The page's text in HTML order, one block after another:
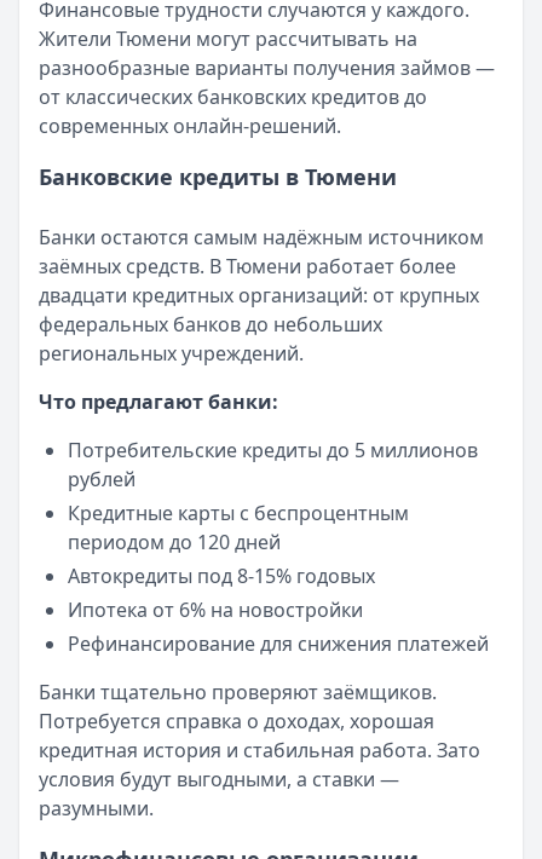
Опубликовано:5 декабря 2025 г.
Категория:МФО
Читать новость
Срочный микрозайм 15 000 ₽ на карту: свежая
Кратко:Нужны 15 000 рублей на карту прямо сегодня?
Категория:МФО
Рекордный рост доли клиентов МФО с iPhone: что
Кратко:В III квартале 2025 года владельцы iPhone
Опубликовано:5 декабря 2025 г.
Категория:МФО
Читать новость
57 сервисов микрозаймов через Госуслуги: где
Авторизация через Госуслуги ускоряет
Опубликовано:23 ноября 2025 г.
Категория:МФО
Читать новость
Смс о «одобренном займе» от Bigmani Ru: как
Кратко:Пришло СМС об одобрении займа от Bigmani
Опубликовано: 23 ноября 2025 г.
Категория:МФО
Читать новость
Все новости
Финансовые трудности случаются у каждого.
Жители Тюмени могут рассчитывать на
разнообразные варианты получения займов —
от классических банковских кредитов до
современных онлайн-решений.
Банковские кредиты в Тюмени
Банки остаются самым надёжным источником
заёмных средств. В Тюмени работает более
двадцати кредитных организаций: от крупных
федеральных банков до небольших
региональных учреждений.
Что предлагают банки:
Потребительские кредиты до 5 миллионов
рублей
Кредитные карты с беспроцентным
периодом до 120 дней
Автокредиты под 8-15% годовых
Ипотека от 6% на новостройки
Рефинансирование для снижения платежей
Банки тщательно проверяют заёмщиков.
Потребуется справка о доходах, хорошая
кредитная история и стабильная работа. Зато
условия будут выгодными, а ставки —
разумными.